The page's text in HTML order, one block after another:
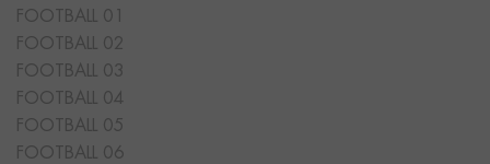
FOOTBALL 01
FOOTBALL 02
FOOTBALL 03
FOOTBALL 04
FOOTBALL 05
FOOTBALL 06